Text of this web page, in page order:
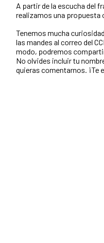
A partir de la escucha del
realizamos una propuesta
Tenemos mucha
las mandes al correo del
modo, podremos
No olvides incluir tu
quieras comentarnos. ¡Te